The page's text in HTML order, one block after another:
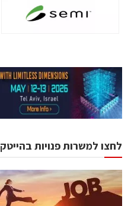
לחצו למשרות פנויות בהייטק